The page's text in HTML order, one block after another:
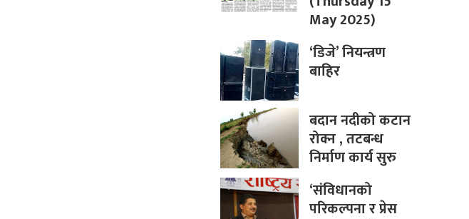
May 2025)
‘डिजे’ नियन्त्रण
बाहिर
बदान नदीको कटान
रोक्न , तटबन्ध
निर्माण कार्य सुरु
‘संविधानको
परिकल्पना र प्रेस